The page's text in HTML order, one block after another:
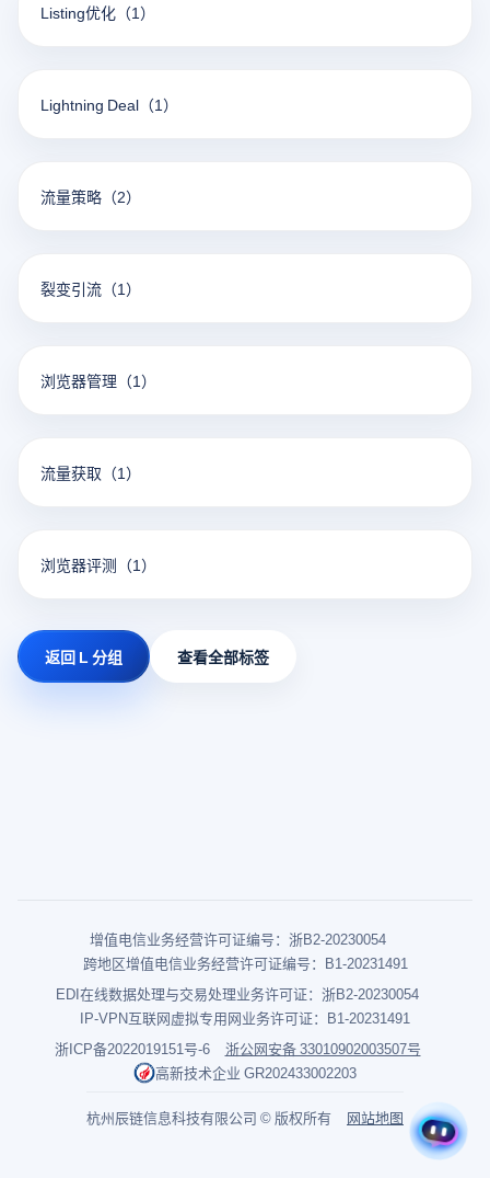
Listing优化 （1）
Lightning Deal （1）
流量策略 （2）
裂变引流 （1）
浏览器管理 （1）
流量获取 （1）
浏览器评测 （1）
返回 L 分组 查看全部标签
增值电信业务经营许可证编号：浙B2-20230054
跨地区增值电信业务经营许可证编号：B1-20231491
EDI在线数据处理与交易处理业务许可证：浙B2-20230054
IP-VPN互联网虚拟专用网业务许可证：B1-20231491
浙ICP备2022019151号-6
浙公网安备 33010902003507号
高新技术企业 GR202433002203
杭州辰链信息科技有限公司 © 版权所有 网站地图